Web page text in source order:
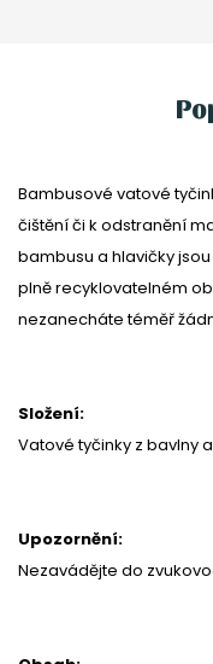
Bambusové vatové
čištění či k odstranění
bambusu a hlavičky
plně recyklovatelném
nezanecháte téměř
Složení:
Vatové tyčinky z bavlny
Upozornění:
Nezavádějte do